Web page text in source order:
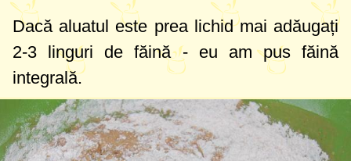
Dacă aluatul este prea lichid mai adăugați
2-3 linguri de făină - eu am pus făină
integrală.